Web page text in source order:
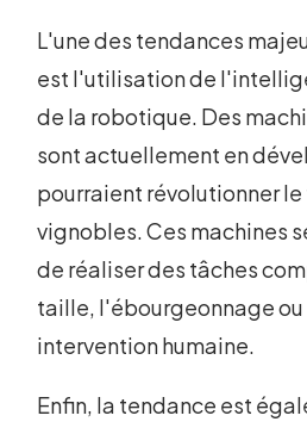
L'une des tendances
est l'utilisation de
de la robotique. Des
sont actuellement en
pourraient révolutionner
vignobles. Ces machines
de réaliser des tâches
taille, l'ébourgeonnage ou
intervention humaine.
Enfin, la tendance est